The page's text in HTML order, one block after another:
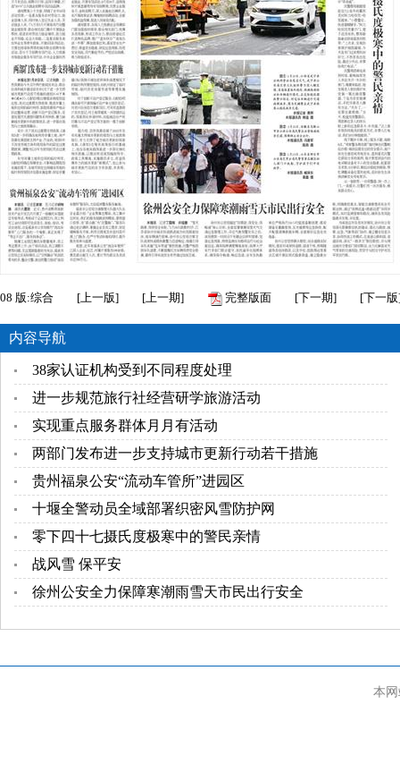
08 版:综合 [上一版] [上一期] 完整版面 [下一期] [下一版
内容导航
38家认证机构受到不同程度处理
进一步规范旅行社经营研学旅游活动
实现重点服务群体月月有活动
两部门发布进一步支持城市更新行动若干措施
贵州福泉公安“流动车管所”进园区
十堰全警动员全域部署织密风雪防护网
零下四十七摄氏度极寒中的警民亲情
战风雪 保平安
徐州公安全力保障寒潮雨雪天市民出行安全
本